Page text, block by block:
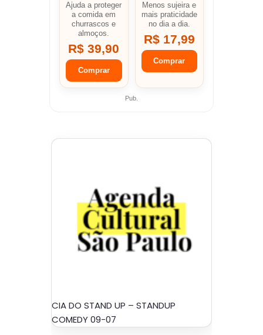
Ajuda a proteger
a comida em
churrascos e
almoços.
R$ 39,90
Comprar
Menos sujeira e
mais praticidade
no dia a dia.
R$ 17,99
Comprar
Pub.
CIA DO STAND UP – STANDUP
COMEDY 09-07